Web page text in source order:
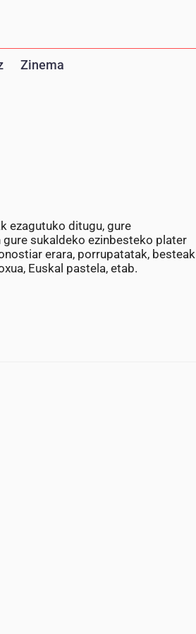
Zinema
ezagutuko ditugu, gure
sukaldeko ezinbesteko plater
erara, porrupatatak, besteak
Euskal pastela, etab.